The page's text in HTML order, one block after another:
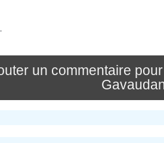
un commentaire